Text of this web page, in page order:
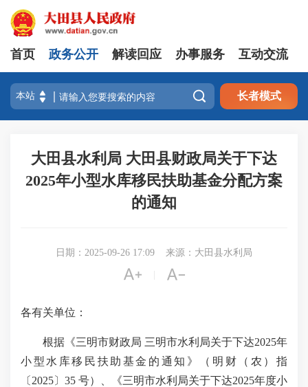
首页 政务公开 解读回应 办事服务 互动交流
 长者模式
大田县水利局 大田县财政局关于下达
2025年小型水库移民扶助基金分配方案
的通知
日期：2025-09-26 17:09 来源：大田县水利局
 
各有关单位：
根据《三明市财政局 三明市水利局关于下达2025年
小型水库移民扶助基金的通知》（ 明财（农）指
〔 2025〕 35 号）、《三明市水利局关于下达2025年度小